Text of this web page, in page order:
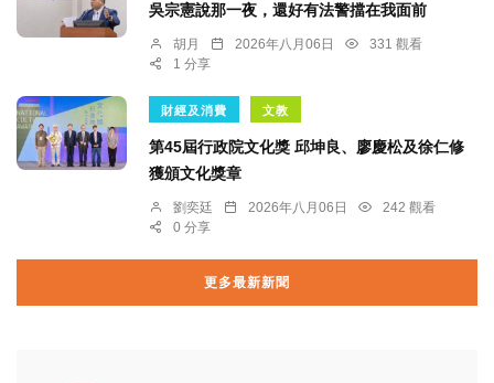
吳宗憲說那一夜，還好有法警擋在我面前
胡月 2026年八月06日
331 觀看
1 分享
財經及消費 文教
第45屆行政院文化獎 邱坤良、廖慶松及徐仁修
獲頒文化獎章
劉奕廷 2026年八月06日
242 觀看
0 分享
更多最新新聞